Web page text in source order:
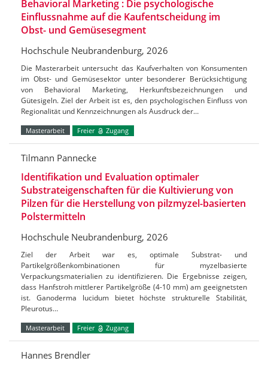
Behavioral Marketing : Die psychologische
Einflussnahme auf die Kaufentscheidung im
Obst- und Gemüsesegment
Hochschule Neubrandenburg, 2026
Die Masterarbeit untersucht das Kaufverhalten von Konsumenten
im Obst- und Gemüsesektor unter besonderer Berücksichtigung
von Behavioral Marketing, Herkunftsbezeichnungen und
Gütesigeln. Ziel der Arbeit ist es, den psychologischen Einfluss von
Regionalität und Kennzeichnungen als Ausdruck der…
Masterarbeit Freier Zugang
Tilmann Pannecke
Identifikation und Evaluation optimaler
Substrateigenschaften für die Kultivierung von
Pilzen für die Herstellung von pilzmyzel-basierten
Polstermitteln
Hochschule Neubrandenburg, 2026
Ziel der Arbeit war es, optimale Substrat- und
Partikelgrößenkombinationen für myzelbasierte
Verpackungsmaterialien zu identifizieren. Die Ergebnisse zeigen,
dass Hanfstroh mittlerer Partikelgröße (4-10 mm) am geeignetsten
ist. Ganoderma lucidum bietet höchste strukturelle Stabilität,
Pleurotus…
Masterarbeit Freier Zugang
Hannes Brendler